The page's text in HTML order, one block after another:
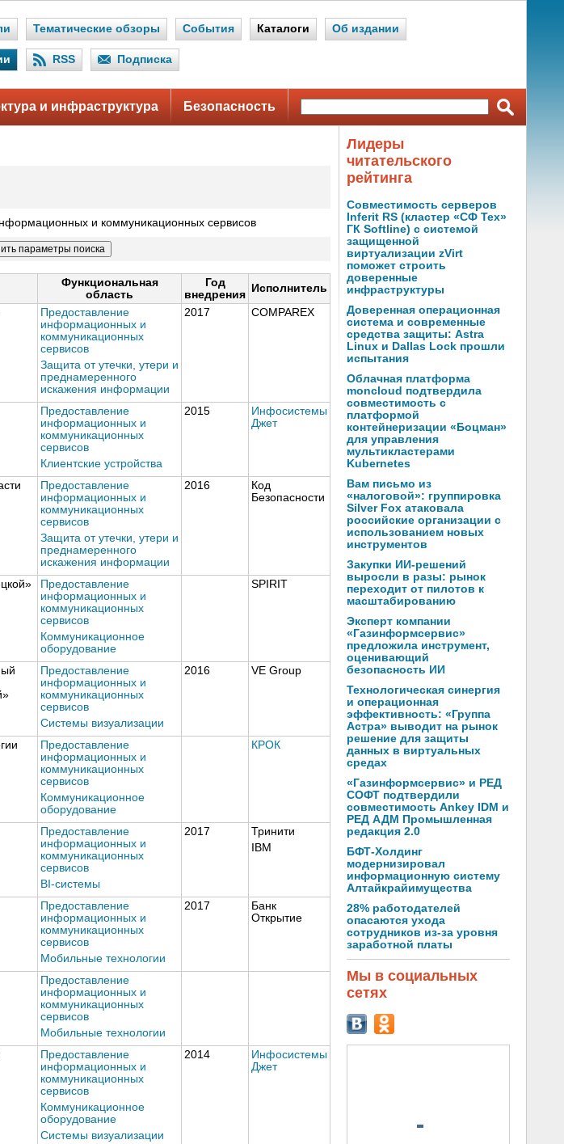
Тематические обзоры События Каталоги Об издании
RSS Подписка
и инфраструктура Безопасность
и коммуникационных сервисов
Функциональная
область
Год
внедрения
Исполнитель
Предоставление
информационных и
коммуникационных
сервисов
Защита от утечки, утери и
преднамеренного
искажения информации
2017 COMPAREX
Предоставление
информационных и
коммуникационных
сервисов
Клиентские устройства
2015
Инфосистемы
Джет
Предоставление
информационных и
коммуникационных
сервисов
Защита от утечки, утери и
преднамеренного
искажения информации
2016
Код
Безопасности
Предоставление
информационных и
коммуникационных
сервисов
Коммуникационное
оборудование
SPIRIT
Предоставление
информационных и
коммуникационных
сервисов
Системы визуализации
2016 VE Group
Предоставление
информационных и
коммуникационных
сервисов
Коммуникационное
оборудование
КРОК
Предоставление
информационных и
коммуникационных
сервисов
BI-системы
2017
Тринити
IBM
Предоставление
информационных и
коммуникационных
сервисов
Мобильные технологии
2017
Банк
Открытие
Предоставление
информационных и
коммуникационных
сервисов
Мобильные технологии
Предоставление
информационных и
коммуникационных
сервисов
Коммуникационное
оборудование
Системы визуализации
2014
Инфосистемы
Джет
Лидеры
читательского
рейтинга
Совместимость серверов
Inferit RS (кластер «СФ Тех»
ГК Softline) с системой
защищенной
виртуализации zVirt
поможет строить
доверенные
инфраструктуры
Доверенная операционная
система и современные
средства защиты: Astra
Linux и Dallas Lock прошли
испытания
Облачная платформа
moncloud подтвердила
совместимость с
платформой
контейнеризации «Боцман»
для управления
мультикластерами
Kubernetes
Вам письмо из
«налоговой»: группировка
Silver Fox атаковала
российские организации с
использованием новых
инструментов
Закупки ИИ-решений
выросли в разы: рынок
переходит от пилотов к
масштабированию
Эксперт компании
«Газинформсервис»
предложила инструмент,
оценивающий
безопасность ИИ
Технологическая синергия
и операционная
эффективность: «Группа
Астра» выводит на рынок
решение для защиты
данных в виртуальных
средах
«Газинформсервис» и РЕД
СОФТ подтвердили
совместимость Ankey IDM и
РЕД АДМ Промышленная
редакция 2.0
БФТ-Холдинг
модернизировал
информационную систему
Алтайкрайимущества
28% работодателей
опасаются ухода
сотрудников из-за уровня
заработной платы
Мы в социальных
сетях